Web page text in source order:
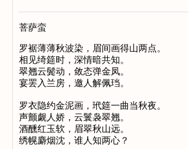
菩萨蛮
罗裾薄薄秋波染，眉间画得山两点。
相见绮筵时，深情暗共知。
翠翘云鬓动，敛态弹金凤。
宴罢入兰房，邀人解佩珰。
罗衣隐约金泥画，玳筵一曲当秋夜。
声颤觑人娇，云鬟袅翠翘。
酒醺红玉软，眉翠秋山远。
绣幌麝烟沈，谁人知两心？